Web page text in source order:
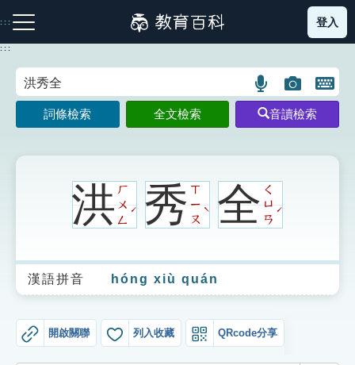
到
主
:::
注音索引圖示 筆畫索引圖示 部首索引表圖示
生字詞彙表
成語故事
登入
:::
語
言
搜
示
圖
片
搜
開
鍵
圖
詞條檢索 全文檢索 音讀檢索
洪ㄏ
ㄨ
ㄥ
ˊ 秀ㄒ
ㄧ
ㄡ
ˋ 全ㄑ
ㄩ
ㄢ
ˊ
漢語拼音 hóng xiù quán
開啟關聯 列入收藏 QRcode分享